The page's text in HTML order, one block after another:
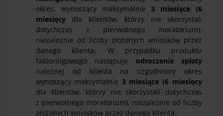
okres, wynoszący maksymalnie3 miesiące (6
miesięcy dla klientów, którzy nie skorzystali
dotychczas z pierwotnego moratorium),
niezależnie od liczby złożonych wniosków przez
danego klienta. W przypadku produktu
faktoringowego następuje odroczenie spłaty
należnej od klienta na uzgodniony okres
wynoszący maksymalnie 3 miesiące (6 miesięcy
dla klientów, którzy nie skorzystali dotychczas
z pierwotnego moratorium), niezależnie od liczby
złożonych wniosków przez danego klienta.